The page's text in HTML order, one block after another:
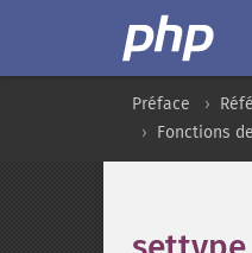
Préface
Fonctions